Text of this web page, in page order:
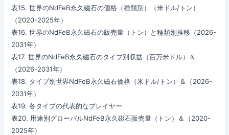
表15. 世界のNdFeB永久磁石の価格（種類別）（米ドル/トン）
（2020-2025年）
表16. 世界のNdFeB永久磁石の販売量（トン）と種類別推移（2026-
2031年）
表17. 世界のNdFeB永久磁石のタイプ別収益（百万米ドル）＆
（2026-2031年）
表18. タイプ別世界NdFeB永久磁石価格（米ドル/トン）＆（2026-
2031年）
表19. 各タイプの代表的なプレイヤー
表20. 用途別グローバルNdFeB永久磁石販売量（トン）＆（2020-
2025年）